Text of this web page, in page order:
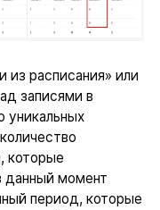
из расписания» или
записями в
уникальных
которые
данный момент
период, которые